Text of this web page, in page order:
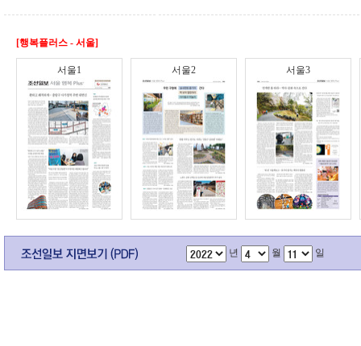
[행복플러스 - 서울]
서울1 서울2 서울3
년 월 일